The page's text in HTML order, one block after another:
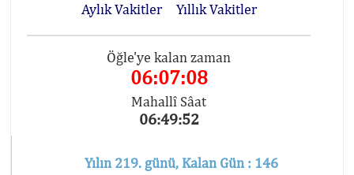
Aylık Vakitler
Yıllık Vakitler
Öğle'ye kalan zaman
06:07:07
Mahallî Sâat
06:49:53
Yılın 219. günü, Kalan Gün : 146